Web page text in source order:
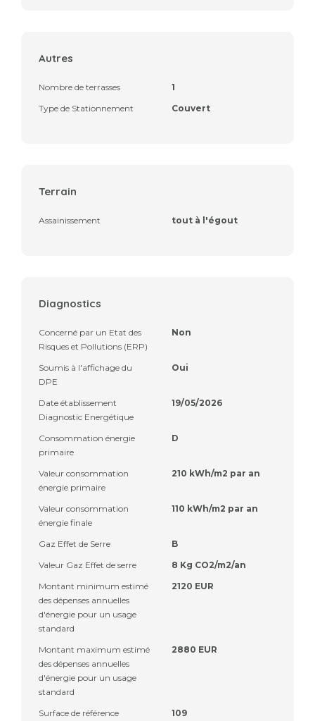
Autres
Nombre de terrasses
1
Type de Stationnement
Couvert
Terrain
Assainissement tout à l'égout
Diagnostics
Concerné par un Etat des
Risques et Pollutions (ERP)
Non
Soumis à l'affichage du
DPE
Oui
Date établissement
Diagnostic Energétique
19/05/2026
Consommation énergie
primaire
D
Valeur consommation
énergie primaire
210 kWh/m2 par an
Valeur consommation
énergie finale
110 kWh/m2 par an
Gaz Effet de Serre
B
Valeur Gaz Effet de serre
8 Kg CO2/m2/an
Montant minimum estimé
des dépenses annuelles
d'énergie pour un usage
standard
2120 EUR
Montant maximum estimé
des dépenses annuelles
d'énergie pour un usage
standard
2880 EUR
Surface de référence 109